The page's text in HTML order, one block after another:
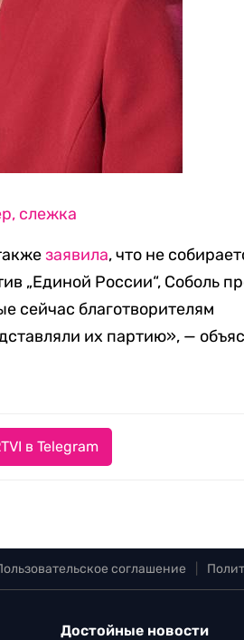
слежка
заявила, что не
„Единой России“, Соболь
сейчас благотворителям
их партию», —
в Telegram
соглашение
Достойные новости